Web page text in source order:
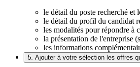
le détail du poste recherché et
le détail du profil du candidat
les modalités pour répondre à
la présentation de l'entreprise
les informations
5. Ajouter à votre sélection les offres